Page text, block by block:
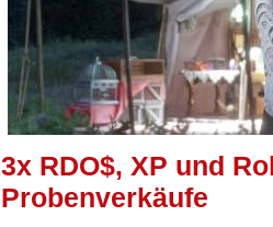
3x RDO$, XP und
Probenverkäufe